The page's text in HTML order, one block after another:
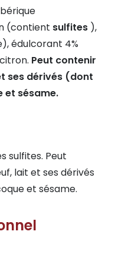
(contient sulfites ),
édulcorant 4%
Peut contenir
ses dérivés (dont
et sésame.
sulfites. Peut
lait et ses dérivés
et sésame.